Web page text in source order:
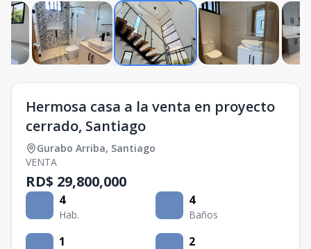
Hermosa casa a la venta en proyecto
cerrado, Santiago
Gurabo Arriba, Santiago
VENTA
RD$ 29,800,000
4
Hab.
4
Baños
1 2